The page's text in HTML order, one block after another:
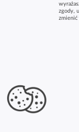
zgody,
zmienić